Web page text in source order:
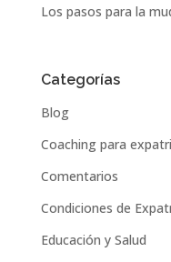
Los pasos para la
Categorías
Blog
Coaching para
Comentarios
Condiciones de
Educación y Salud